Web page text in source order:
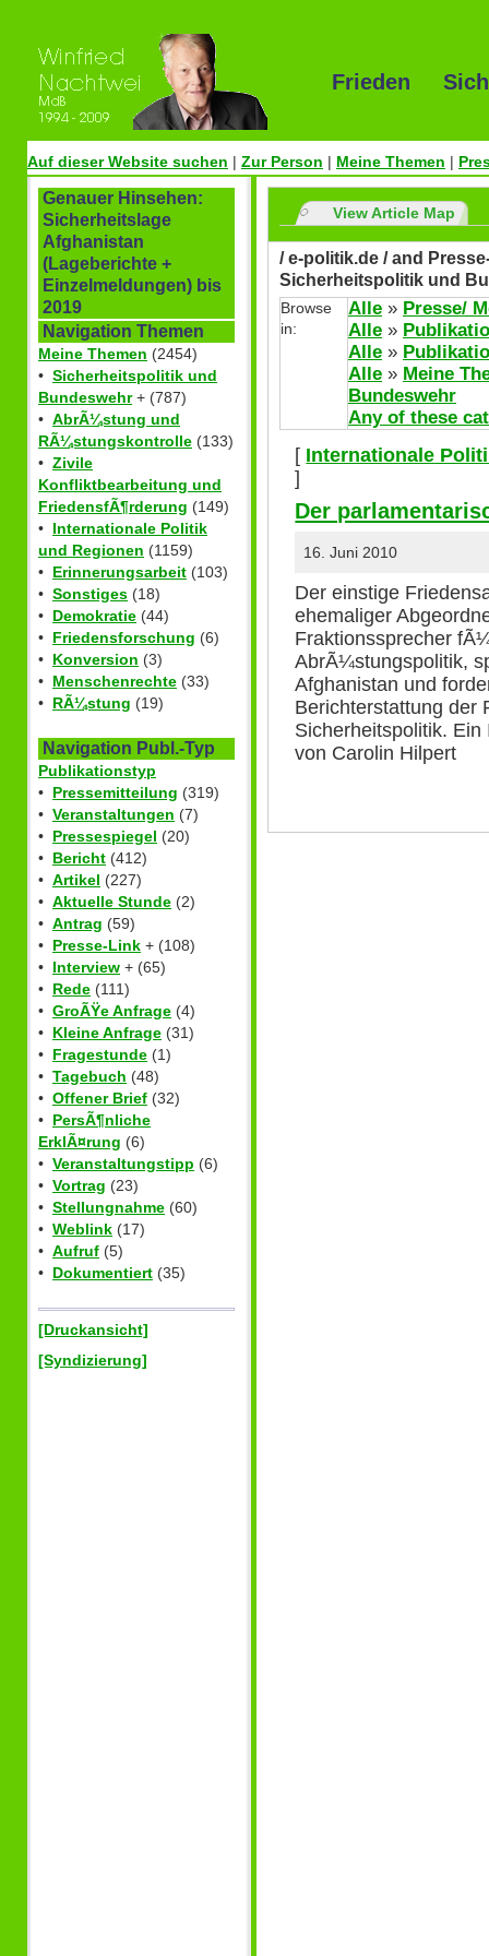
Frieden
Auf dieser Website suchen | Zur Person | Meine Themen |
Genauer Hinsehen:
Sicherheitslage
Afghanistan
(Lageberichte +
Einzelmeldungen) bis
2019
Navigation Themen
Meine Themen (2454)
• Sicherheitspolitik und
Bundeswehr+ (787)
• AbrÃ¼stung und
RÃ¼stungskontrolle (133)
• Zivile
Konfliktbearbeitung und
FriedensfÃ¶rderung (149)
• Internationale Politik
und Regionen (1159)
• Erinnerungsarbeit (103)
• Sonstiges (18)
• Demokratie (44)
• Friedensforschung (6)
• Konversion (3)
• Menschenrechte (33)
• RÃ¼stung (19)
Navigation Publ.-Typ
Publikationstyp
• Pressemitteilung (319)
• Veranstaltungen (7)
• Pressespiegel (20)
• Bericht (412)
• Artikel (227)
• Aktuelle Stunde (2)
• Antrag (59)
• Presse-Link + (108)
• Interview + (65)
• Rede (111)
• GroÃŸe Anfrage (4)
• Kleine Anfrage (31)
• Fragestunde (1)
• Tagebuch (48)
• Offener Brief (32)
• PersÃ¶nliche
ErklÃ¤rung (6)
• Veranstaltungstipp (6)
• Vortrag (23)
• Stellungnahme (60)
• Weblink (17)
• Aufruf (5)
• Dokumentiert (35)
[Druckansicht]
[Syndizierung]
View Article Map
/ e-politik.de / and
Sicherheitspolitik und
Browse
in:
Alle » Presse/
Alle »
Alle »
Alle » Meine
Bundeswehr
Any of these
[ Internationale
]
Der
16. Juni 2010
Der einstige
ehemaliger
Fraktionssprecher
AbrÃ¼stungspolitik,
Afghanistan und
Berichterstattung der
Sicherheitspolitik.
von Carolin Hilpert